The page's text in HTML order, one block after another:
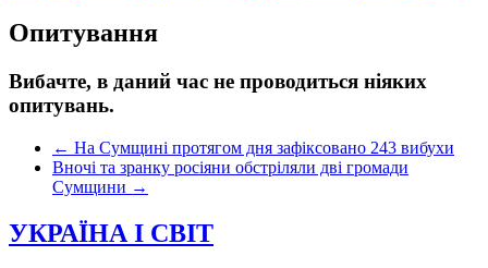
Опитування
Вибачте, в даний час не проводиться ніяких
опитувань.
← На Сумщині протягом дня зафіксовано 243 вибухи
Вночі та зранку росіяни обстріляли дві громади
Сумщини →
УКРАЇНА І СВІТ